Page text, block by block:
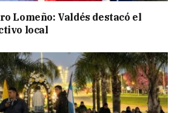
Lomeño: Valdés destacó el
local